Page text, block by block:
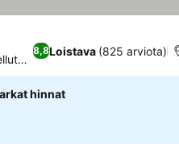
8,8Loistava (825 arviota)
hinnat